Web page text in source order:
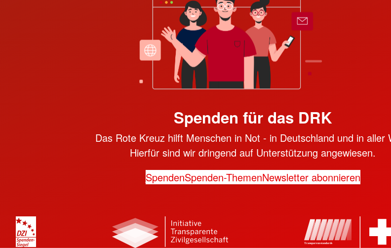
Spenden für das DRK
Das Rote Kreuz hilft Menschen in Not - in Deutschland und in aller
Hierfür sind wir dringend auf Unterstützung angewiesen.
SpendenSpenden-ThemenNewsletter abonnieren